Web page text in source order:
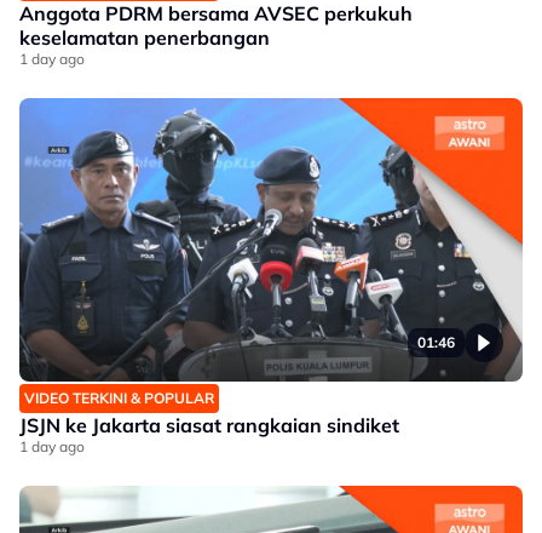
Anggota PDRM bersama AVSEC perkukuh
keselamatan penerbangan
1 day ago
01:46
VIDEO TERKINI & POPULAR
JSJN ke Jakarta siasat rangkaian sindiket
1 day ago